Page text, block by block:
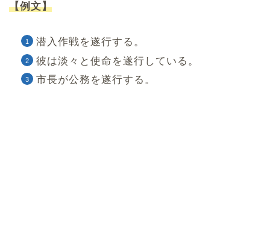
【例文】
潜入作戦を遂行する。
彼は淡々と使命を遂行している。
市長が公務を遂行する。